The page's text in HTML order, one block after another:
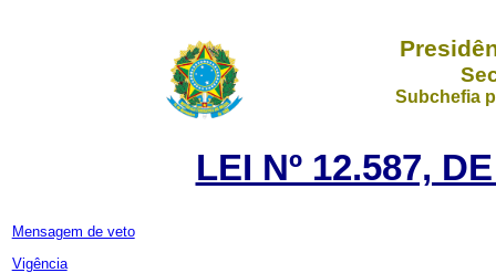
Subchefia
LEI Nº 12.587,
Mensagem de veto
Vigência